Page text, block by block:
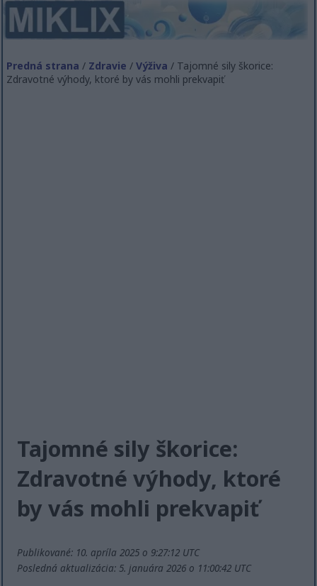
Predná strana / Zdravie /Výživa / Tajomné sily škorice:
Zdravotné výhody, ktoré by vás mohli prekvapiť
Tajomné sily škorice:
Zdravotné výhody, ktoré
by vás mohli prekvapiť
Publikované: 10. apríla 2025 o 9:27:12 UTC
Posledná aktualizácia: 5. januára 2026 o 11:00:42 UTC